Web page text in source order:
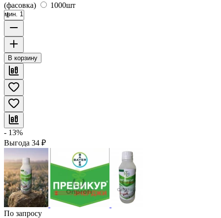
(фасовка)
1000шт
мин. 1
В корзину
- 13%
Выгода 34 ₽
По запросу